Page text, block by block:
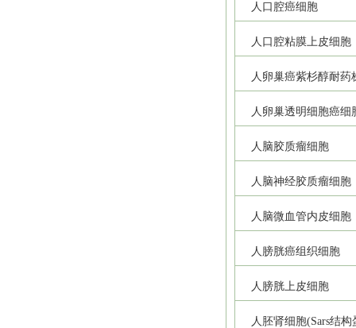
人口腔癌细胞
人口腔粘膜上皮细胞
人卵巢癌紫杉醇耐药
人卵巢透明细胞癌细
人脑胶质瘤细胞
人脑神经胶质瘤细胞
人脑微血管内皮细胞
人膀胱癌组织细胞
人膀胱上皮细胞
人胚肾细胞(Sars结